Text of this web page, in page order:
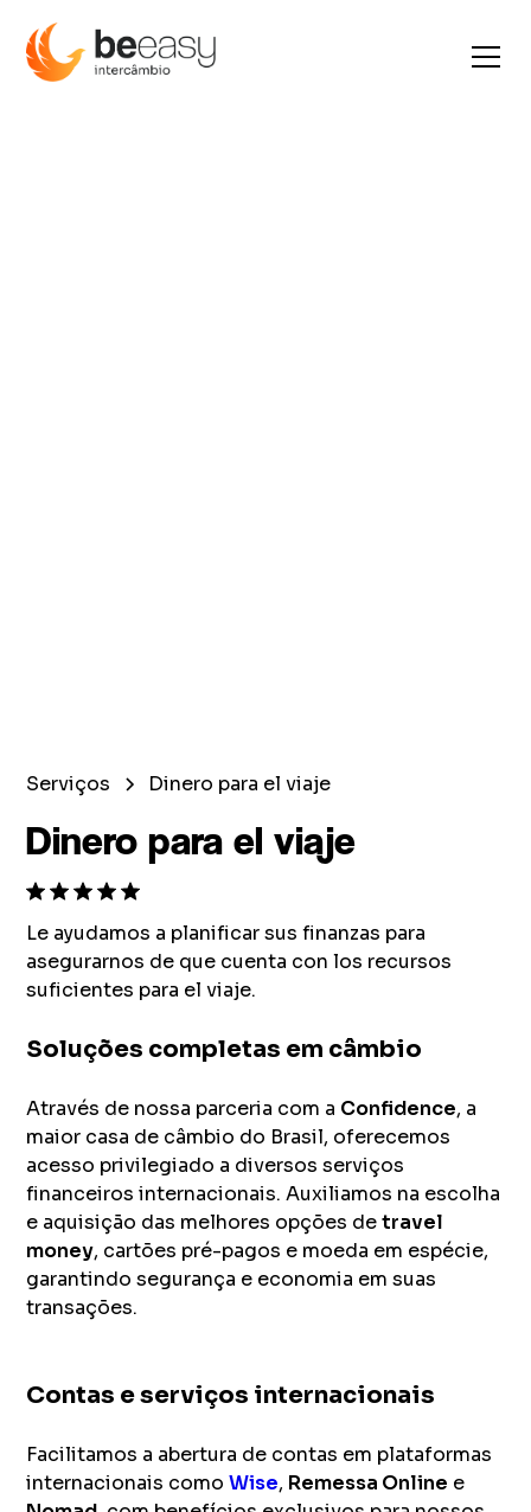
Serviços Dinero para el viaje
Dinero para el viaje
Le ayudamos a planificar sus finanzas para
asegurarnos de que cuenta con los recursos
suficientes para el viaje.
Soluções completas em câmbio
Através de nossa parceria com a Confidence, a
maior casa de câmbio do Brasil, oferecemos
acesso privilegiado a diversos serviços
financeiros internacionais. Auxiliamos na escolha
e aquisição das melhores opções detravel
money, cartões pré-pagos e moeda em espécie,
garantindo segurança e economia em suas
transações.
Contas e serviços internacionais
Facilitamos a abertura de contas em plataformas
internacionais comoWise, Remessa Online e